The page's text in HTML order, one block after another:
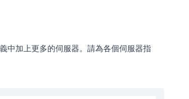
中加上更多的伺服器。請為各個伺服器指